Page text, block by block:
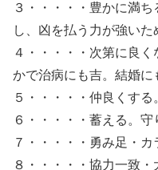
３・・・・・豊かに満
し、凶を払う力が強いた
４・・・・・次第に良
かで治病にも吉。結婚に
５・・・・・仲良くする
６・・・・・蓄える。
７・・・・・勇み足・
８・・・・・協力一致